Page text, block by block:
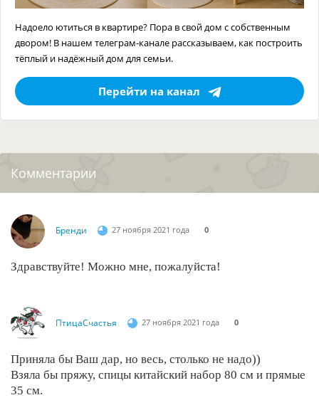
Надоело ютиться в квартире? Пора в свой дом с собственным
двором! В нашем телеграм-канале рассказываем, как построить
тёплый и надёжный дом для семьи.
Перейти на канал
Комментарии
Бренди 27 ноября 2021 года 0
Здравствуйте! Можно мне, пожалуйста!
ПтицаСчастья 27 ноября 2021 года 0
Приняла бы Ваш дар, но весь, столько не надо))
Взяла бы пряжу, спицы китайский набор 80 см и прямые
35 см.